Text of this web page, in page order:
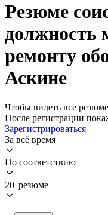
Резюме
должность
ремонту
Аскине
Чтобы видеть все
После регистрации
Зарегистрироваться
За всё время
По соответствию
20 резюме